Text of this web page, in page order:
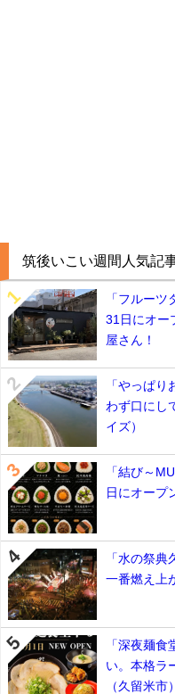
筑後いこい週間人気記
「フルー
31日にオー
屋さん！
「やっぱ
わず口にし
イズ）
「結び～
日にオープ
「水の祭
一番燃え上
「深夜麺
い。本格ラ
（久留米市）